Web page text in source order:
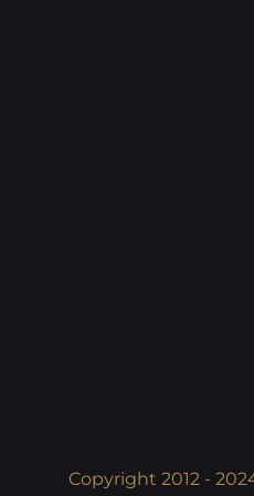
Copyright 2012 -